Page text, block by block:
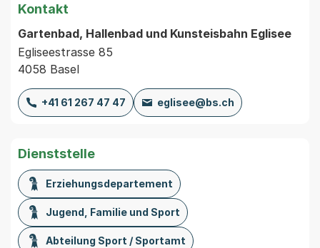
Kontakt
Gartenbad, Hallenbad und Kunsteisbahn Eglisee
Egliseestrasse 85
4058 Basel
+41 61 267 47 47 eglisee@bs.ch
Dienststelle
Erziehungsdepartement
Jugend, Familie und Sport
Abteilung Sport / Sportamt